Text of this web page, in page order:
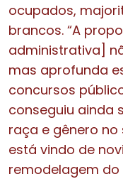
ocupados,
brancos. “A
administrativa]
mas aprofunda
concursos
conseguiu ainda
raça e gênero no
está vindo de
remodelagem do